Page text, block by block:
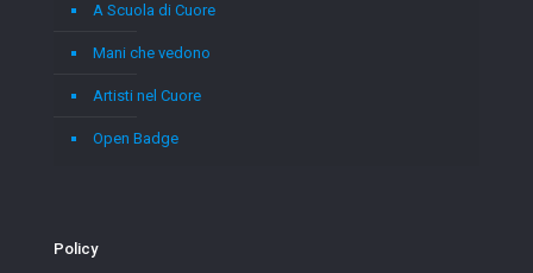
A Scuola di Cuore
Mani che vedono
Artisti nel Cuore
Open Badge
Policy